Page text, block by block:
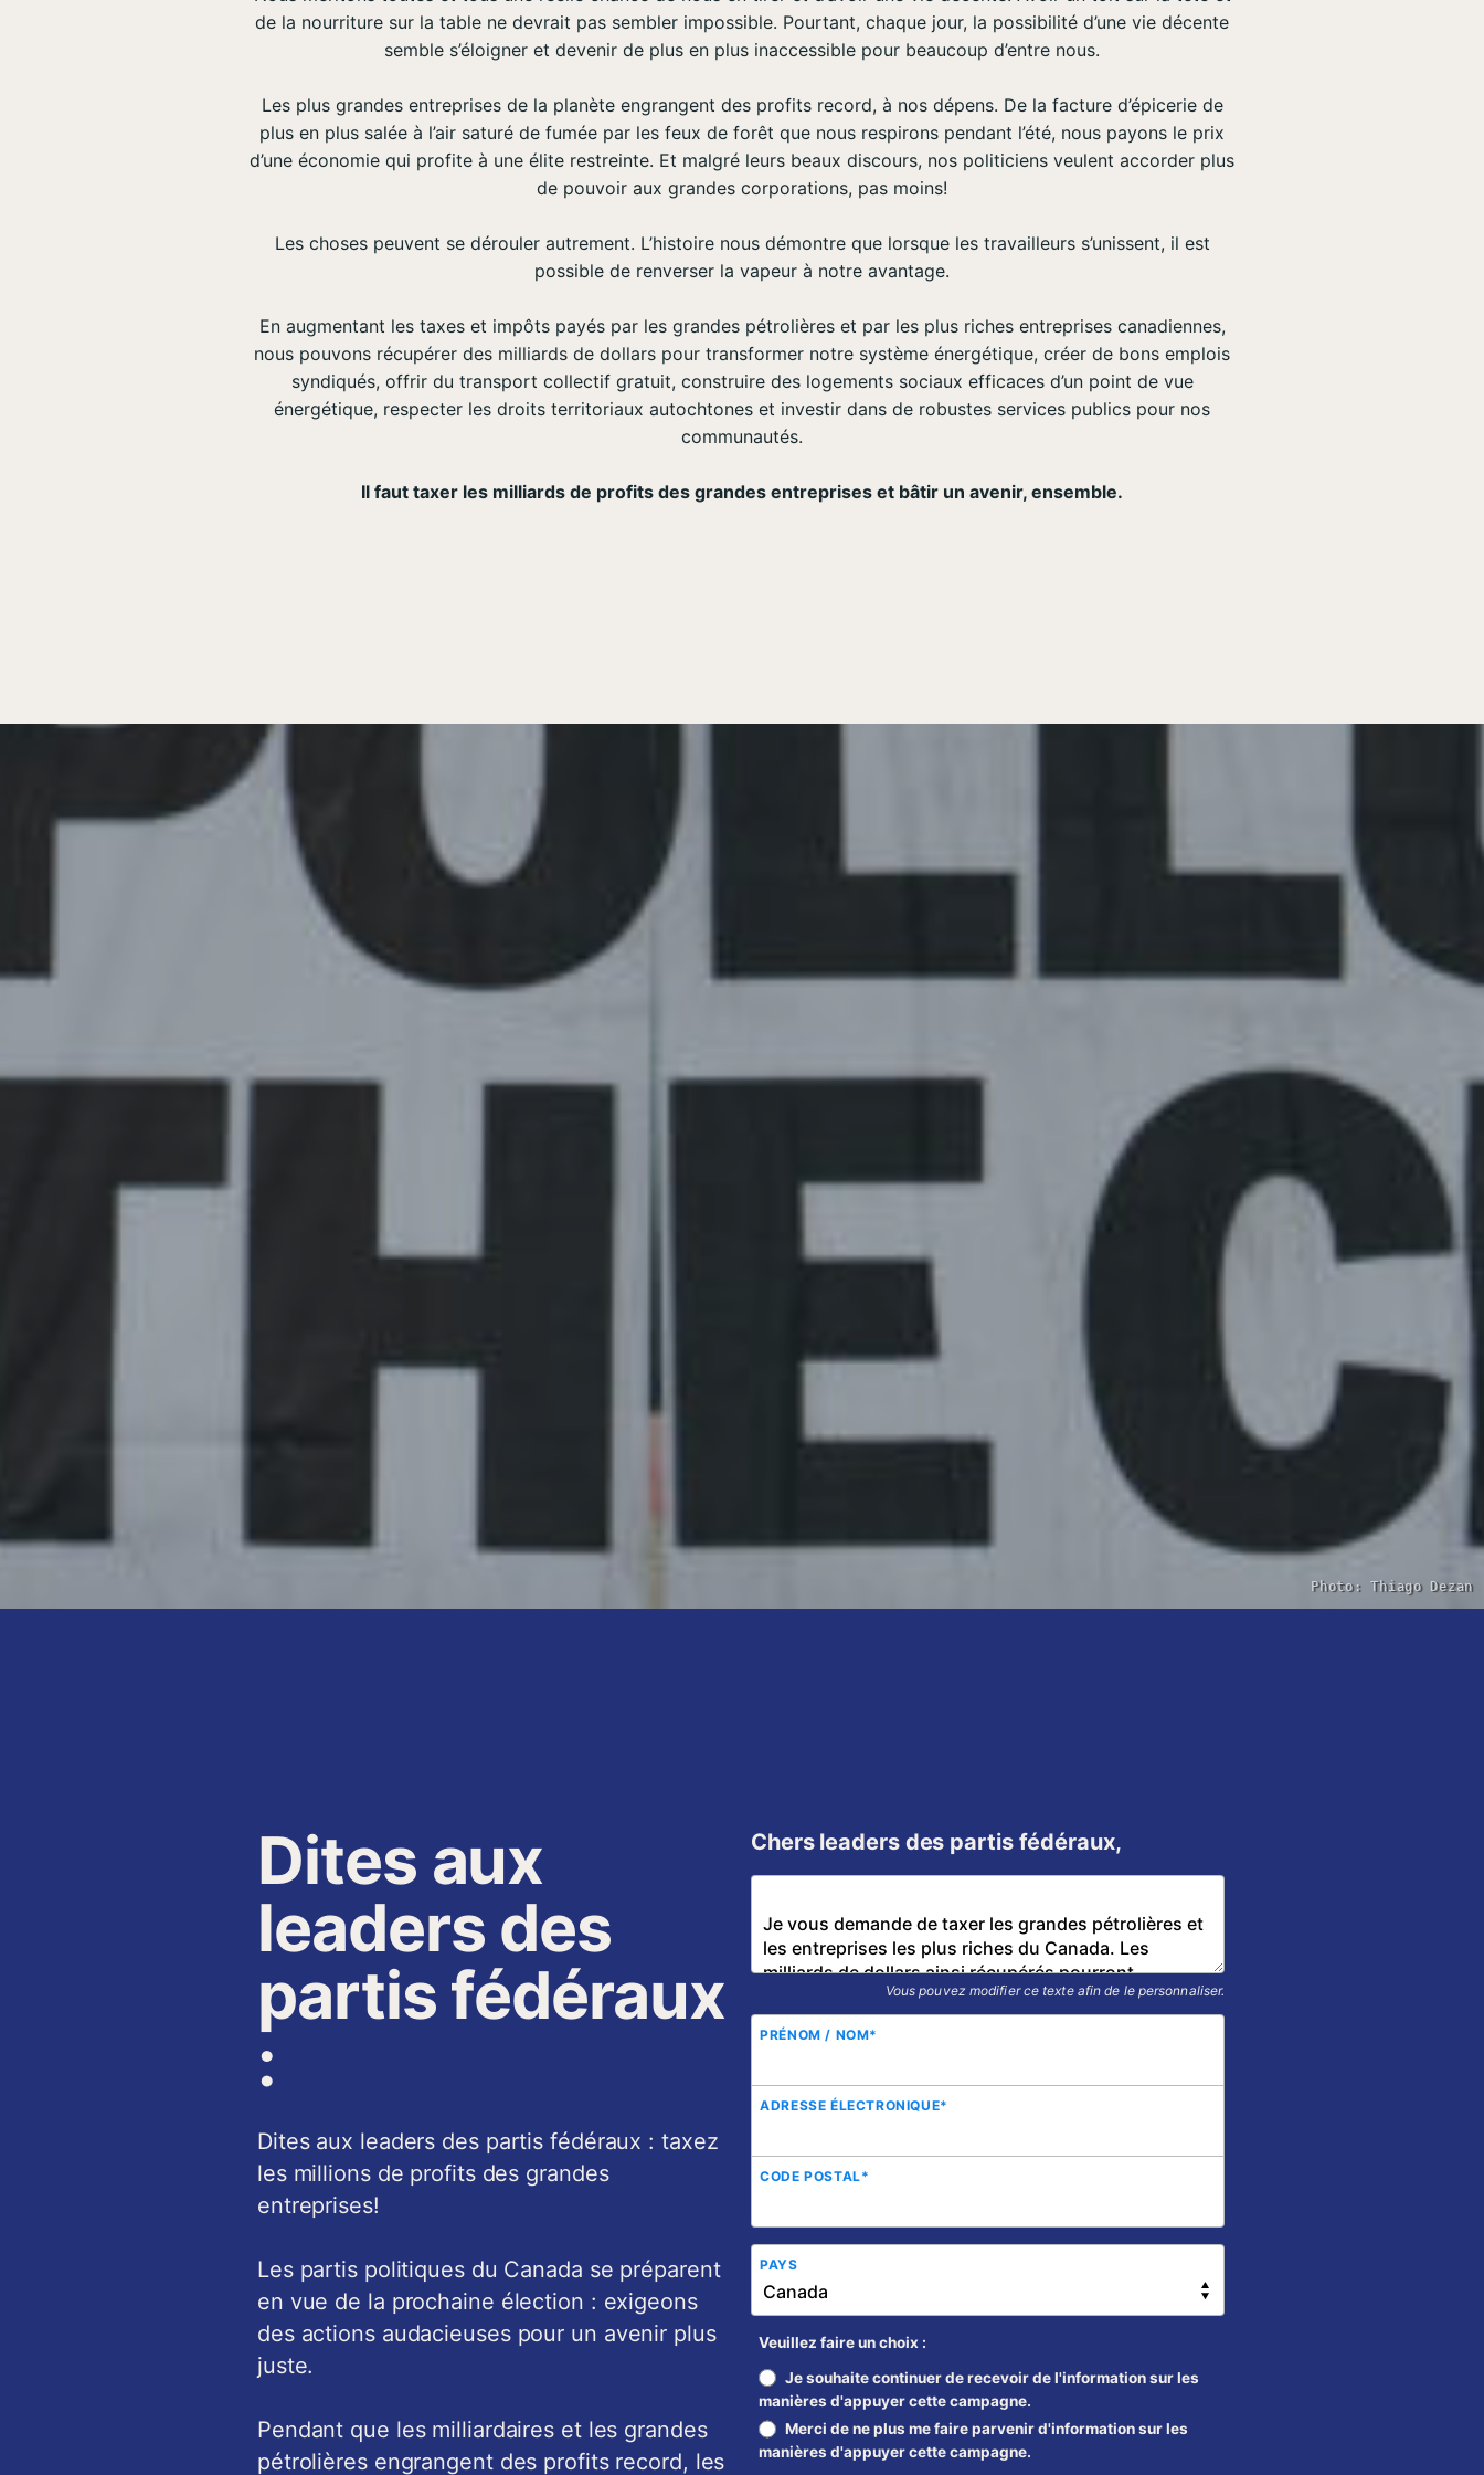
de la nourriture sur la table ne devrait pas sembler impossible. Pourtant, chaque jour, la possibilité d’une vie décente
semble s’éloigner et devenir de plus en plus inaccessible pour beaucoup d’entre nous.
Les plus grandes entreprises de la planète engrangent des profits record, à nos dépens. De la facture d’épicerie de
plus en plus salée à l’air saturé de fumée par les feux de forêt que nous respirons pendant l’été, nous payons le prix
d’une économie qui profite à une élite restreinte. Et malgré leurs beaux discours, nos politiciens veulent accorder plus
de pouvoir aux grandes corporations, pas moins!
Les choses peuvent se dérouler autrement. L’histoire nous démontre que lorsque les travailleurs s’unissent, il est
possible de renverser la vapeur à notre avantage.
En augmentant les taxes et impôts payés par les grandes pétrolières et par les plus riches entreprises canadiennes,
nous pouvons récupérer des milliards de dollars pour transformer notre système énergétique, créer de bons emplois
syndiqués, offrir du transport collectif gratuit, construire des logements sociaux efficaces d’un point de vue
énergétique, respecter les droits territoriaux autochtones et investir dans de robustes services publics pour nos
communautés.
Il faut taxer les milliards de profits des grandes entreprises et bâtir un avenir, ensemble.
Photo: Thiago Dezan
Dites aux
leaders des
partis fédéraux
:
Dites aux leaders des partis fédéraux : taxez
les millions de profits des grandes
entreprises!
Les partis politiques du Canada se préparent
en vue de la prochaine élection : exigeons
des actions audacieuses pour un avenir plus
juste.
Pendant que les milliardaires et les grandes
pétrolières engrangent des profits record, les
Chers leaders des partis fédéraux,
Vous pouvez modifier ce texte afin de le personnaliser.
PRÉNOM / NOM*
ADRESSE ÉLECTRONIQUE*
CODE POSTAL*
PAYS
Veuillez faire un choix :
Je souhaite continuer de recevoir de l'information sur les
manières d'appuyer cette campagne.
Merci de ne plus me faire parvenir d'information sur les
manières d'appuyer cette campagne.